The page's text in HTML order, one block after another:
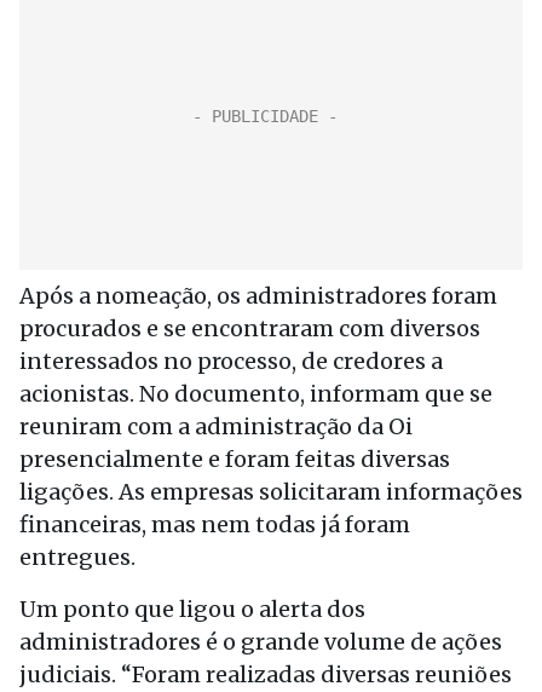
Após a nomeação, os administradores foram
procurados e se encontraram com diversos
interessados no processo, de credores a
acionistas. No documento, informam que se
reuniram com a administração da Oi
presencialmente e foram feitas diversas
ligações. As empresas solicitaram informações
financeiras, mas nem todas já foram
entregues.
Um ponto que ligou o alerta dos
administradores é o grande volume de ações
judiciais. “Foram realizadas diversas reuniões